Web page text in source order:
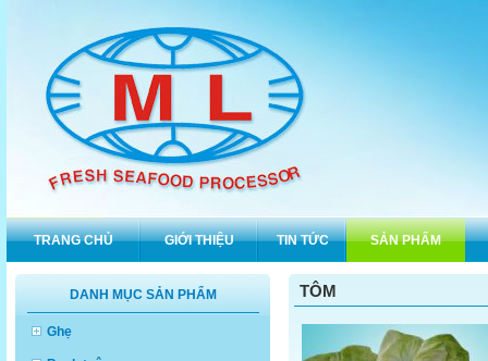
TRANG CHỦ GIỚI THIỆU TIN TỨC SẢN PHẨM
DANH MỤC SẢN PHẨM
Ghẹ
TÔM